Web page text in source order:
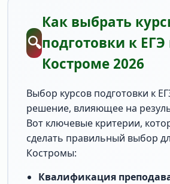
🔍
Как выбрать
подготовки к ЕГЭ
Костроме 2026
Выбор курсов подготовки к
решение, влияющее на
Вот ключевые критерии,
сделать правильный выбор
Костромы:
Квалификация